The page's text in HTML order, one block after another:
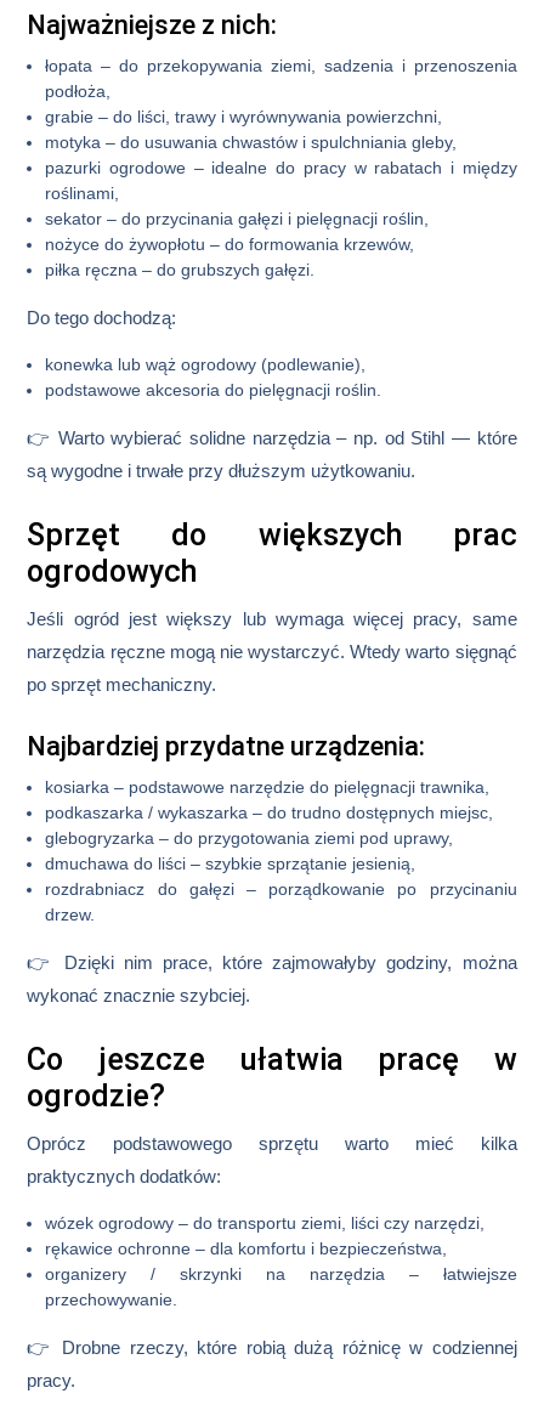
Najważniejsze z nich:
łopata – do przekopywania ziemi, sadzenia i przenoszenia
podłoża,
grabie – do liści, trawy i wyrównywania powierzchni,
motyka – do usuwania chwastów i spulchniania gleby,
pazurki ogrodowe – idealne do pracy w rabatach i między
roślinami,
sekator – do przycinania gałęzi i pielęgnacji roślin,
nożyce do żywopłotu – do formowania krzewów,
piłka ręczna – do grubszych gałęzi.
Do tego dochodzą:
konewka lub wąż ogrodowy (podlewanie),
podstawowe akcesoria do pielęgnacji roślin.
👉 Warto wybierać solidne narzędzia – np. od Stihl — które
są wygodne i trwałe przy dłuższym użytkowaniu.
Sprzęt do większych prac
ogrodowych
Jeśli ogród jest większy lub wymaga więcej pracy, same
narzędzia ręczne mogą nie wystarczyć. Wtedy warto sięgnąć
po sprzęt mechaniczny.
Najbardziej przydatne urządzenia:
kosiarka – podstawowe narzędzie do pielęgnacji trawnika,
podkaszarka / wykaszarka – do trudno dostępnych miejsc,
glebogryzarka – do przygotowania ziemi pod uprawy,
dmuchawa do liści – szybkie sprzątanie jesienią,
rozdrabniacz do gałęzi– porządkowanie po przycinaniu
drzew.
👉 Dzięki nim prace, które zajmowałyby godziny, można
wykonać znacznie szybciej.
Co jeszcze ułatwia pracę w
ogrodzie?
Oprócz podstawowego sprzętu warto mieć kilka
praktycznych dodatków:
wózek ogrodowy – do transportu ziemi, liści czy narzędzi,
rękawice ochronne – dla komfortu i bezpieczeństwa,
organizery / skrzynki na narzędzia – łatwiejsze
przechowywanie.
👉 Drobne rzeczy, które robią dużą różnicę w codziennej
pracy.